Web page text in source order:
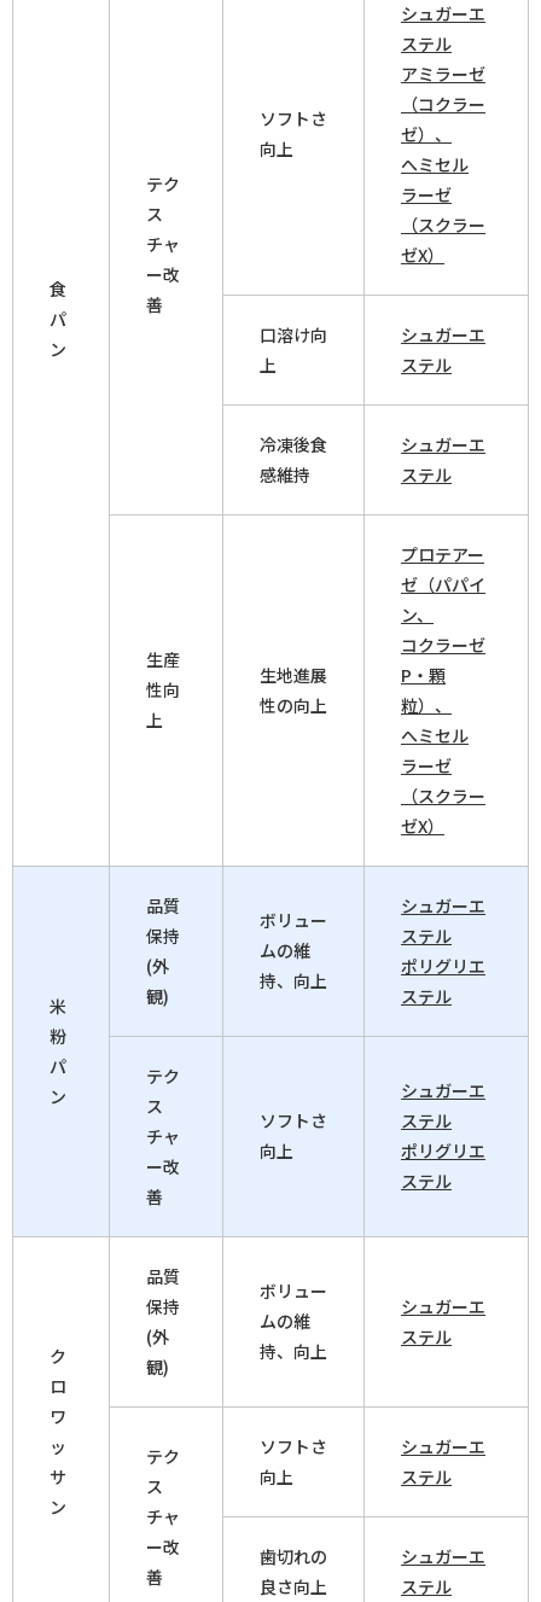
食
パ
ン
テク
ス
チャ
ー改
善
ソフトさ
向上
シュガーエ
ステル
アミラーゼ
（コクラー
ゼ）、
へミセル
ラーゼ
（スクラー
ゼX）
口溶け向
上
シュガーエ
ステル
冷凍後食
感維持
シュガーエ
ステル
生産
性向
上
生地進展
性の向上
プロテアー
ゼ（パパイ
ン、
コクラーゼ
P・顆
粒）、
へミセル
ラーゼ
（スクラー
ゼX）
米
粉
パ
ン
品質
保持
(外
観)
ボリュー
ムの維
持、向上
シュガーエ
ステル
ポリグリエ
ステル
テク
ス
チャ
ー改
善
ソフトさ
向上
シュガーエ
ステル
ポリグリエ
ステル
ク
ロ
ワ
ッ
サ
ン
品質
保持
(外
観)
ボリュー
ムの維
持、向上
シュガーエ
ステル
テク
ス
チャ
ー改
善
ソフトさ
向上
シュガーエ
ステル
歯切れの
良さ向上
シュガーエ
ステル